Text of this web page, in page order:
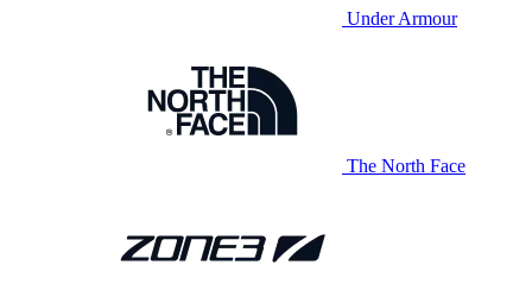
Under Armour
The North Face